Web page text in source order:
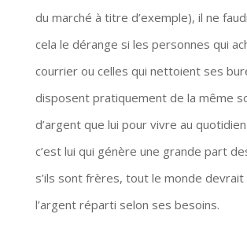
du marché à titre d’exemple), il ne
cela le dérange si les personnes qui
courrier ou celles qui nettoient ses
disposent pratiquement de la même
d’argent que lui pour vivre au
c’est lui qui génère une grande part
s’ils sont frères, tout le monde devrait
l’argent réparti selon ses besoins.